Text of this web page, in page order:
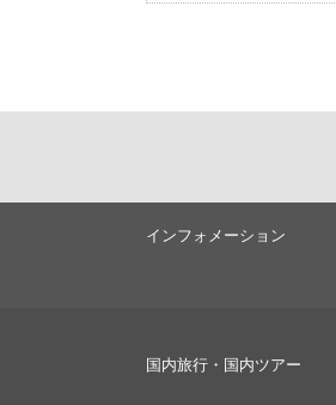
インフォメーション
国内旅行・国内ツアー